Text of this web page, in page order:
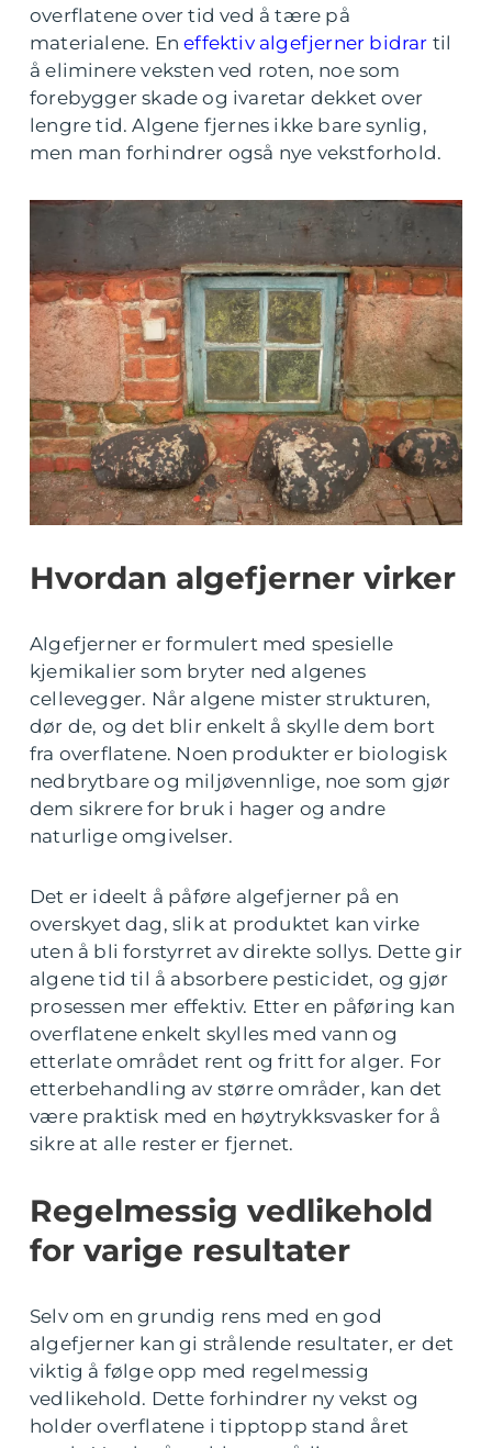
overflatene over tid ved å tære på
materialene. Eneffektiv algefjerner bidrar til
å eliminere veksten ved roten, noe som
forebygger skade og ivaretar dekket over
lengre tid. Algene fjernes ikke bare synlig,
men man forhindrer også nye vekstforhold.
Hvordan algefjerner virker
Algefjerner er formulert med spesielle
kjemikalier som bryter ned algenes
cellevegger. Når algene mister strukturen,
dør de, og det blir enkelt å skylle dem bort
fra overflatene. Noen produkter er biologisk
nedbrytbare og miljøvennlige, noe som gjør
dem sikrere for bruk i hager og andre
naturlige omgivelser.
Det er ideelt å påføre algefjerner på en
overskyet dag, slik at produktet kan virke
uten å bli forstyrret av direkte sollys. Dette gir
algene tid til å absorbere pesticidet, og gjør
prosessen mer effektiv. Etter en påføring kan
overflatene enkelt skylles med vann og
etterlate området rent og fritt for alger. For
etterbehandling av større områder, kan det
være praktisk med en høytrykksvasker for å
sikre at alle rester er fjernet.
Regelmessig vedlikehold
for varige resultater
Selv om en grundig rens med en god
algefjerner kan gi strålende resultater, er det
viktig å følge opp med regelmessig
vedlikehold. Dette forhindrer ny vekst og
holder overflatene i tipptopp stand året